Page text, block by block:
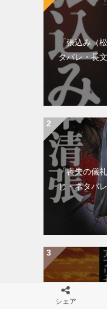
「張込み（
タバレ・長
「喪失の儀
じ・ネタバ
「沈まぬ太
シェア